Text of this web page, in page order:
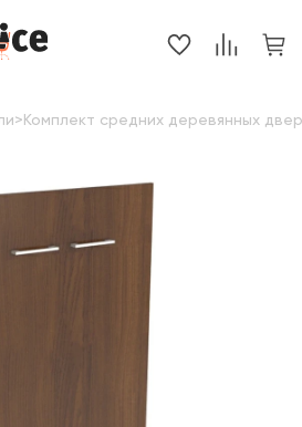
> Комплект средних деревянных